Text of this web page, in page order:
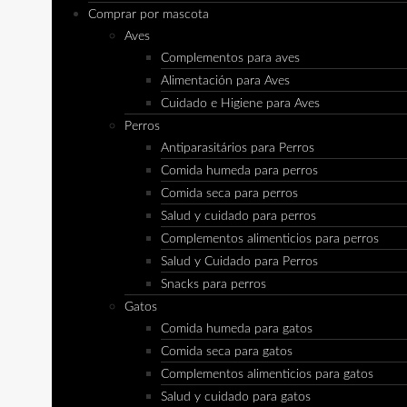
Comprar por mascota
Aves
Complementos para aves
Alimentación para Aves
Cuidado e Higiene para Aves
Perros
Antiparasitários para Perros
Comida humeda para perros
Comida seca para perros
Salud y cuidado para perros
Complementos alimenticios para perros
Salud y Cuidado para Perros
Snacks para perros
Gatos
Comida humeda para gatos
Comida seca para gatos
Complementos alimenticios para gatos
Salud y cuidado para gatos